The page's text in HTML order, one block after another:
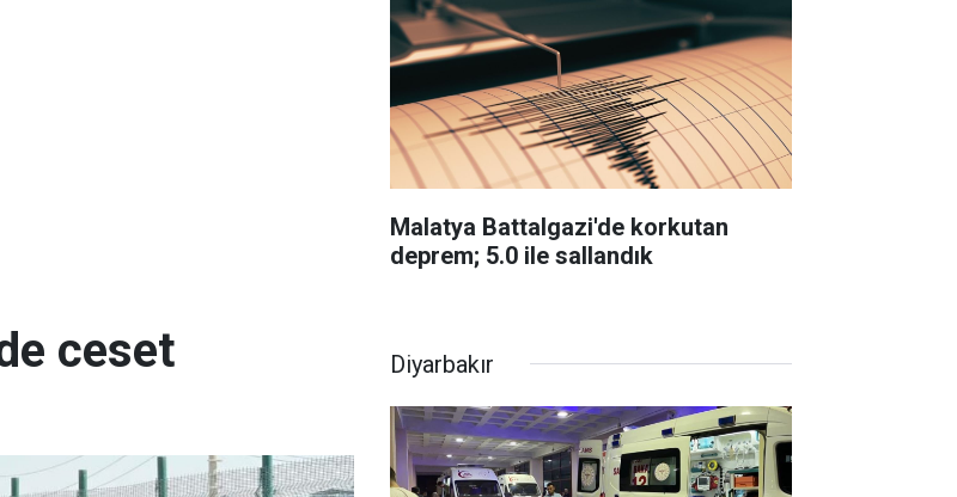
Malatya Battalgazi'de korkutan
deprem; 5.0 ile sallandık
ceset
Diyarbakır